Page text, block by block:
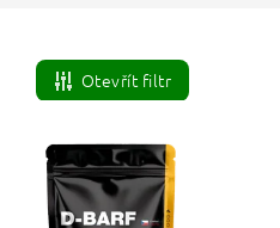
Otevřít filtr